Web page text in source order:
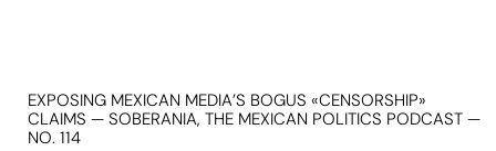
EXPOSING MEXICAN MEDIA’S BOGUS «CENSORSHIP»
CLAIMS — SOBERANIA, THE MEXICAN POLITICS PODCAST —
NO. 114